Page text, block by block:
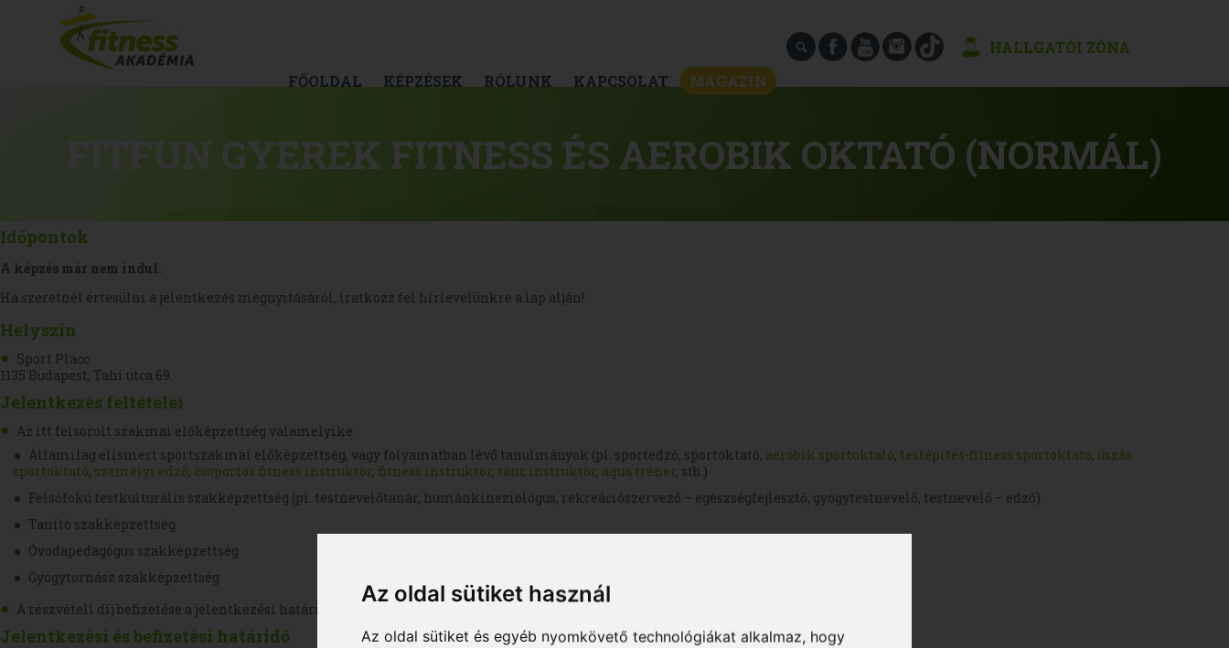
Az oldal sütiket használ
Az oldal sütiket és egyéb nyomkövető technológiákat alkalmaz, hogy
HALLGATÓI ZÓNA
FŐOLDAL
KÉPZÉSEK RÓLUNK KAPCSOLAT MAGAZIN
FITFUN GYEREK FITNESS ÉS AEROBIK OKTATÓ (NORMÁL)
Időpontok
A képzés már nem indul.
Ha szeretnél értesülni a jelentkezés megnyitásáról, iratkozz fel hírlevelünkre a lap alján!
Helyszín
Sport Placc
1135 Budapest, Tahi utca 69.
Jelentkezés feltételei
Az itt felsorolt szakmai előképzettség valamelyike:
Államilag elismert sportszakmai előképzettség, vagy folyamatban lévő tanulmányok (pl. sportedző, sportoktató, aerobik sportoktató, testépítés-fitness sportoktató, úszás
sportoktató, személyi edző, csoportos fitness instruktor, fitness instruktor, tánc instruktor, aqua tréner, stb.)
Felsőfokú testkulturális szakképzettség (pl. testnevelőtanár, humánkineziológus, rekreációszervező – egészségfejlesztő, gyógytestnevelő, testnevelő – edző)
Tanító szakképzettség
Óvodapedagógus szakképzettség
Gyógytornász szakképzettség
A részvételi díj befizetése a jelentkezési határidőig
Jelentkezési és befizetési határidő